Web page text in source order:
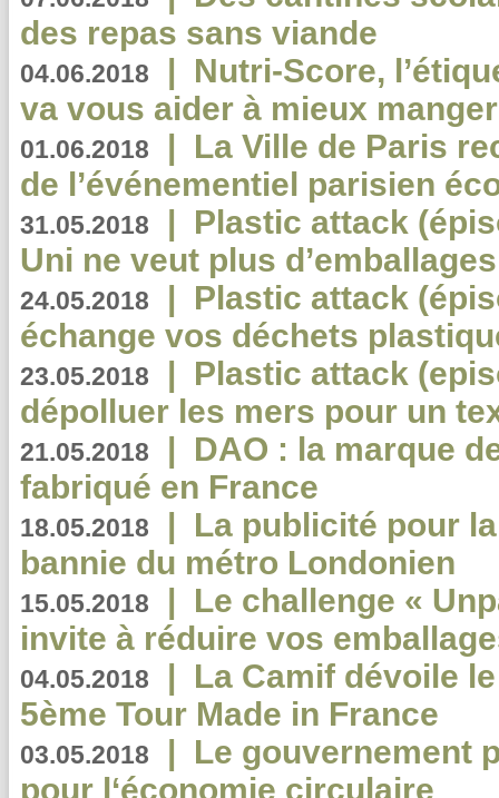
des repas sans viande
04.06.2018 | Nutri-Score,
va vous aider à mieux
01.06.2018 | La Ville de Paris
de l’événementiel parisien
31.05.2018 | Plastic attack
Uni ne veut plus
24.05.2018 | Plastic attack
échange vos déchets
23.05.2018 | Plastic attack
dépolluer les mers pour un
21.05.2018 | DAO : la marque
fabriqué en France
18.05.2018 | La publicité pour
bannie du métro Londonien
15.05.2018 | Le challenge «
invite à réduire vos
04.05.2018 | La Camif dévoile
5ème Tour Made in France
03.05.2018 | Le gouvernement
pour l‘économie circulaire